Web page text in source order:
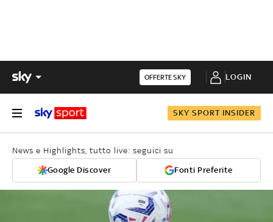
OFFERTE SKY LOGIN
SKY SPORT INSIDER
News e Highlights, tutto live: seguici su
Google Discover Fonti Preferite